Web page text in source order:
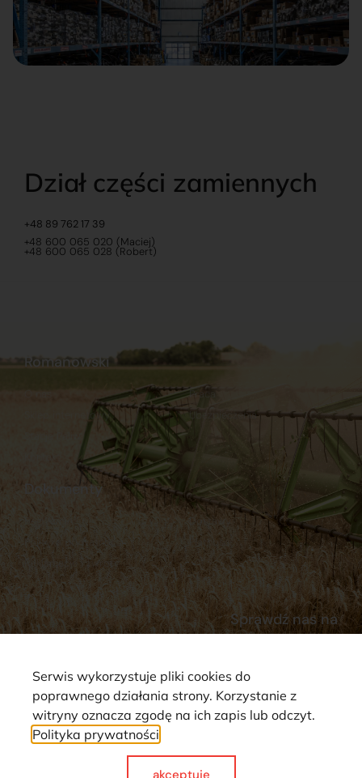
Dział części zamiennych
+48 89 762 17 39
+48 600 065 020 (Maciej)
+48 600 065 028 (Robert)
Dokumenty
Regulamin
Polityka prywatności
Reklamacje i zwroty
Dostawy
Płatności
Romanowski
Sklep internetowy
Praca
Ubezpieczenia
Sprawdź nas na
Strona wykorzystuje pliki cookie. Wszystkie prawa zastrzeżone ©
Serwis wykorzystuje pliki cookies do
poprawnego działania strony. Korzystanie z
witryny oznacza zgodę na ich zapis lub odczyt.
Polityka prywatności
akceptuje